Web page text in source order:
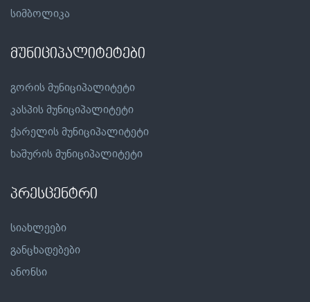
სიმბოლიკა
მუნიციპალიტეტები
გორის მუნიციპალიტეტი
კასპის მუნიციპალიტეტი
ქარელის მუნიციპალიტეტი
ხაშურის მუნიციპალიტეტი
პრესცენტრი
სიახლეები
განცხადებები
ანონსი